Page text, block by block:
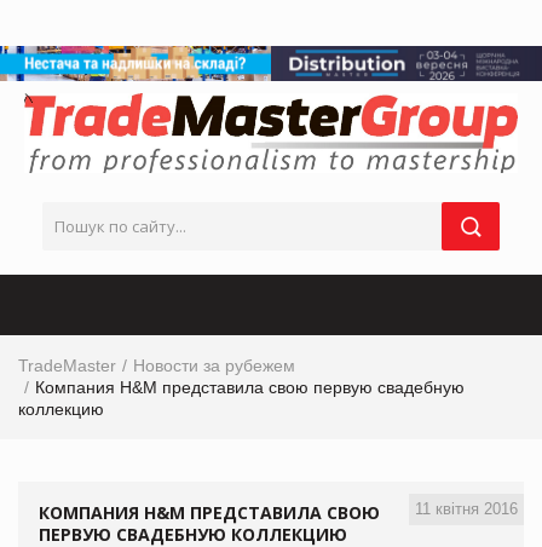
TradeMaster
Новости за рубежем
Компания H&M представила свою первую свадебную
коллекцию
11 квітня 2016
КОМПАНИЯ H&M ПРЕДСТАВИЛА СВОЮ
ПЕРВУЮ СВАДЕБНУЮ КОЛЛЕКЦИЮ